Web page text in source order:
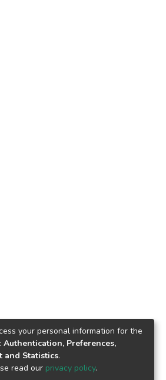
your personal information for the
Authentication, Preferences,
and Statistics.
read our privacy policy.